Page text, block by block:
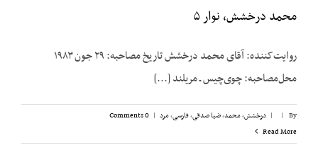
محمد درخشش، نوار ۵
روایت‌کننده: آقای محمد درخشش تاریخ مصاحبه: ۲۹ جون ۱۹۸۳
محل‌مصاحبه: چوی‌چیس ـ مریلند [...]
By
|
| درخشش،‌ محمد,ضیا صدقی,فارسی,مرد |
0 Comments
Read More